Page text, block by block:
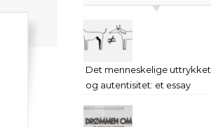
Det menneskelige uttrykket
og autentisitet: et essay